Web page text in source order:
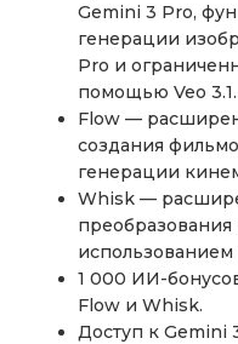
Gemini 3 Pro,
генерации
Pro и
помощью Veo 3.1.
Flow —
создания
генерации
Whisk —
использованием
1 000 ИИ-
Flow и Whisk.
Доступ к Gemini